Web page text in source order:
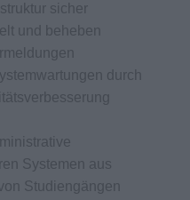
sicher
und beheben
durch
Systemen aus
Studiengängen